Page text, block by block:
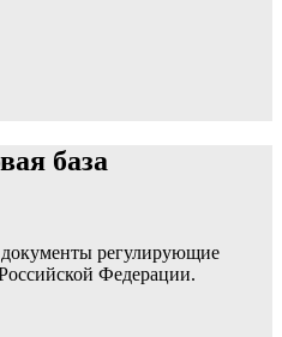
база
регулирующие
Федерации.